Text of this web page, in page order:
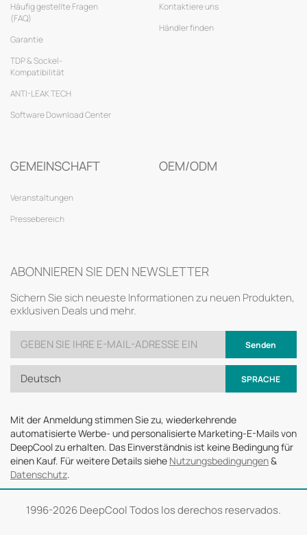
Häufig gestellte Fragen
(FAQ)
Garantie
TDP & Sockel-
Kompatibilität
ANTI-LEAK TECH
Software Download Center
Kontaktiere uns
Händler finden
GEMEINSCHAFT
Veranstaltungen
Pressebereich
OEM/ODM
ABONNIEREN SIE DEN NEWSLETTER
Sichern Sie sich neueste Informationen zu neuen Produkten,
exklusiven Deals und mehr.
Senden
Deutsch SPRACHE
Mit der Anmeldung stimmen Sie zu, wiederkehrende
automatisierte Werbe- und personalisierte Marketing-E-Mails von
DeepCool zu erhalten. Das Einverständnis ist keine Bedingung für
einen Kauf. Für weitere Details siehe Nutzungsbedingungen&
Datenschutz.
1996-2026 DeepCool Todos los derechos reservados.